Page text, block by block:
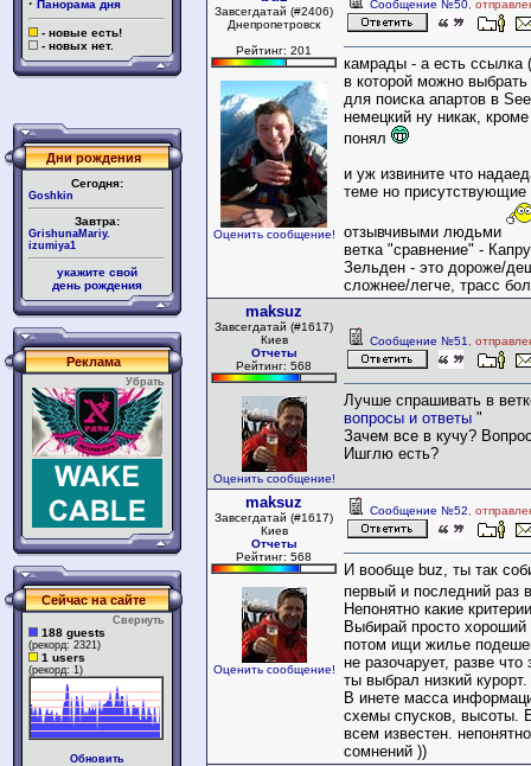
· Панорама дня
- новые есть!
- новых нет.
Дни рождения
Сегодня:
Goshkin
Завтра:
GrishunaMariy.
izumiya1
укажите свой
день рождения
Реклама
Убрать
Сейчас на сайте
Свернуть
188 guests
(рекорд: 2321)
1 users
(рекорд: 1)
Обновить
Завсегдатай (#2406)
Днепропетровск
Рейтинг: 201
Оценить сообщение!
Сообщение №50 ,
камрады - а есть ссылка
в которой можно выбрать
для поиска апартов в
немецкий ну никак,
понял
и уж извините что
теме но присутствующие
отзывчивыми людьми
ветка "сравнение" -
Зельден - это дороже/
сложнее/легче, трасс
maksuz
Завсегдатай (#1617)
Киев
Отчеты
Рейтинг: 568
Оценить сообщение!
Сообщение №51 ,
Лучше спрашивать в
вопросы и ответы "
Зачем все в кучу?
Ишглю есть?
maksuz
Завсегдатай (#1617)
Киев
Отчеты
Рейтинг: 568
Оценить сообщение!
Сообщение №52 ,
И вообще buz, ты так
первый и последний
Непонятно какие
Выбирай просто хороший
потом ищи жилье
не разочарует, разве
ты выбрал низкий курорт.
В инете масса
схемы спусков, высоты.
всем известен.
сомнений ))